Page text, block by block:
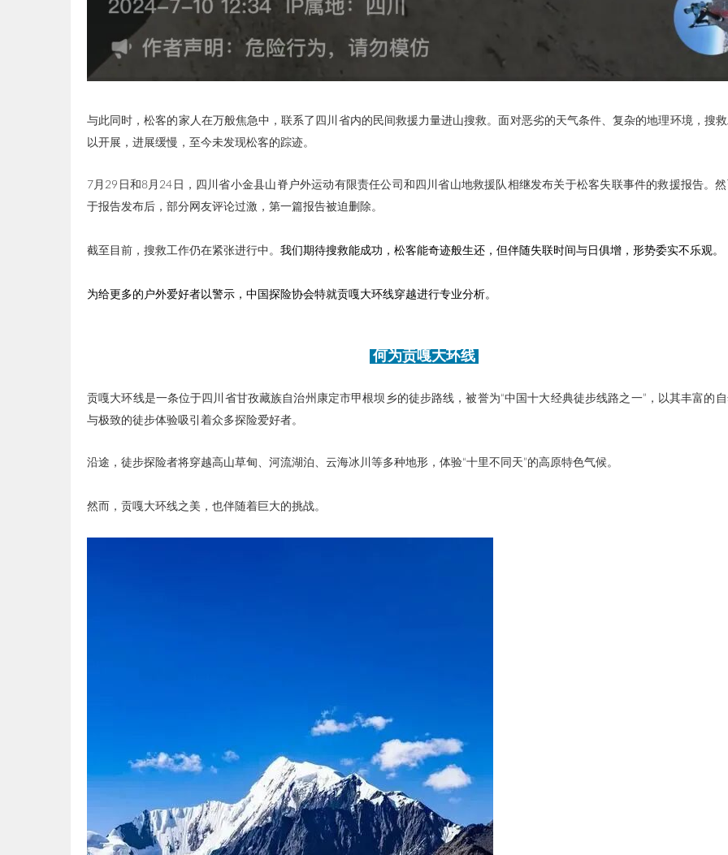
与此同时，松客的家人在万般焦急中，联系了四川省内的民间救援力量进山搜救。面对恶劣的天气条件、复杂的地理环境，搜
以开展，进展缓慢，至今未发现松客的踪迹。
7月29日和8月24日，四川省小金县山脊户外运动有限责任公司和四川省山地救援队相继发布关于松客失联事件的救援报告。
于报告发布后，部分网友评论过激，第一篇报告被迫删除。
截至目前，搜救工作仍在紧张进行中。 我们期待搜救能成功， 松客能奇迹般生还，但伴随失联时间与日俱增，形势委实不乐观。
为给更多的户外爱好者以警示，中国探险协会特就贡嘎大环线穿越进行专业分析。
何为贡嘎大环线
贡嘎大环线是一条位于四川省甘孜藏族自治州康定市甲根坝乡的徒步路线，被誉为“中国十大经典徒步线路之一”， 以其丰富的
与极致的徒步体验吸引着众多探险爱好者。
沿途，徒步探险者将穿越高山草甸、河流湖泊、云海冰川等多种地形，体验“十里不同天”的高原特色气候。
然而，贡嘎大环线之美，也伴随着巨大的挑战。